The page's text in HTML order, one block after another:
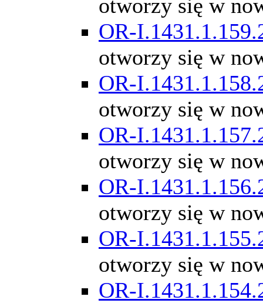
otworzy się w
OR-
otworzy się w
OR-
otworzy się w
OR-
otworzy się w
OR-
otworzy się w
OR-
otworzy się w
OR-